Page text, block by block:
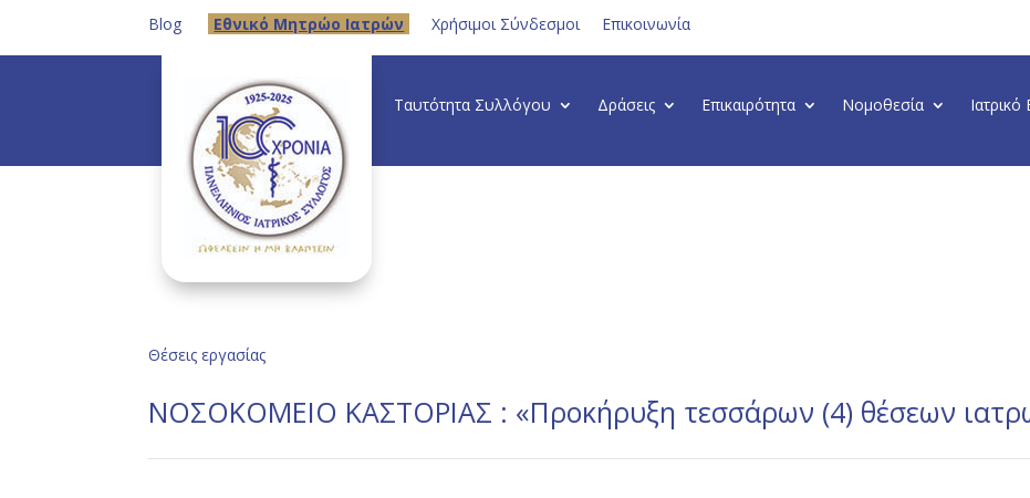
Blog Eθνικό Μητρώο Ιατρών Χρήσιμοι Σύνδεσμοι Επικοινωνία
Ταυτότητα Συλλόγου Δράσεις Επικαιρότητα Νομοθεσία
Θέσεις εργασίας
ΝΟΣΟΚΟΜΕΙΟ ΚΑΣΤΟΡΙΑΣ : «Προκήρυξη τεσσάρων (4) θέσεων